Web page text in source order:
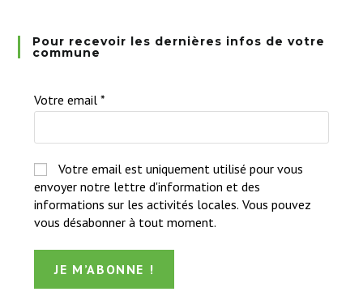
Pour recevoir les dernières infos de votre
commune
Votre email*
Votre email est uniquement utilisé pour vous
envoyer notre lettre d'information et des
informations sur les activités locales. Vous pouvez
vous désabonner à tout moment.